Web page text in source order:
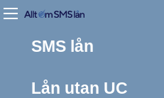
SMS lån
Lån utan UC